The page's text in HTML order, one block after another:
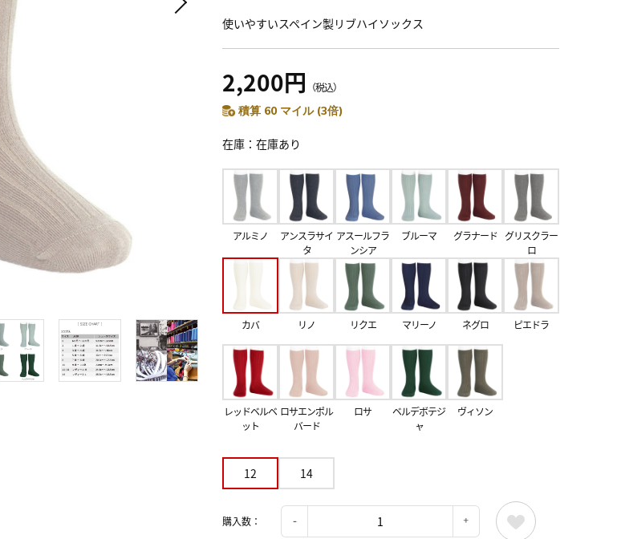
使いやすいスペイン製リブハイソックス
2,200円 （税込）
積算 60 マイル (3倍)
在庫 在庫あり
アルミノ
アンスラサイ
タ
アスールフラ
ンシア
ブルーマ グラナード
グリスクラー
ロ
カバ リノ リクエ マリーノ ネグロ ピエドラ
レッドベルベ
ット
ロサエンポル
バード
ロサ
ベルデボテジ
ャ
ヴィソン
12 14
購入数：